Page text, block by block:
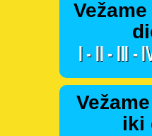
iki